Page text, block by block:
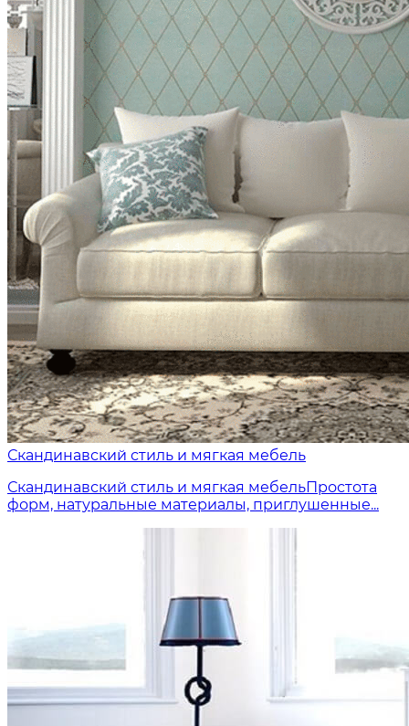
Скандинавский стиль и мягкая мебель
Скандинавский стиль и мягкая мебельПростота
форм, натуральные материалы, приглушенные...